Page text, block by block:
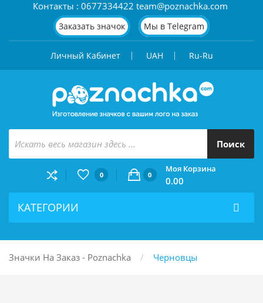
Контакты : 0677334422 team@poznachka.com
Заказать значок Мы в Telegram
Личный Кабинет UAH Ru-Ru
Поиск
0 0
Моя Корзина
0.00
КАТЕГОРИИ
Значки На Заказ - Poznachka Черновцы